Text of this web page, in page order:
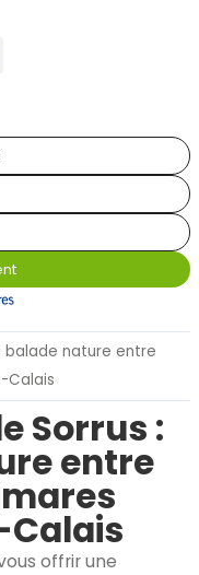
balade nature entre
Calais
Sorrus :
entre
offrir une